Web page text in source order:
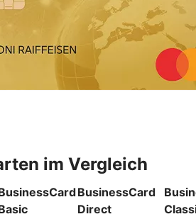
im Vergleich
BusinessCard
Direct